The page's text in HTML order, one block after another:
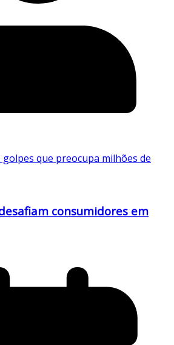
consumidores em